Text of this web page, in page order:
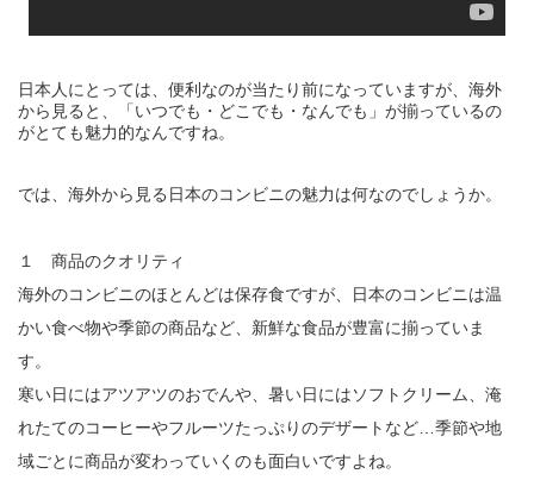
日本人にとっては、便利なのが当たり前になっていますが、海外
から見ると、「いつでも・どこでも・なんでも」が揃っているの
がとても魅力的なんですね。
では、海外から見る日本のコンビニの魅力は何なのでしょうか。
１ 商品のクオリティ
海外のコンビニのほとんどは保存食ですが、日本のコンビニは温
かい食べ物や季節の商品など、新鮮な食品が豊富に揃っていま
す。
寒い日にはアツアツのおでんや、暑い日にはソフトクリーム、淹
れたてのコーヒーやフルーツたっぷりのデザートなど…季節や地
域ごとに商品が変わっていくのも面白いですよね。